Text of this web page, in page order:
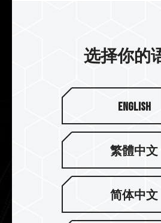
DELTA 炫光 RGB DDR5 搭配
强化电源管理芯片散热设计，
选择你的
English
繁體中文
简体中文